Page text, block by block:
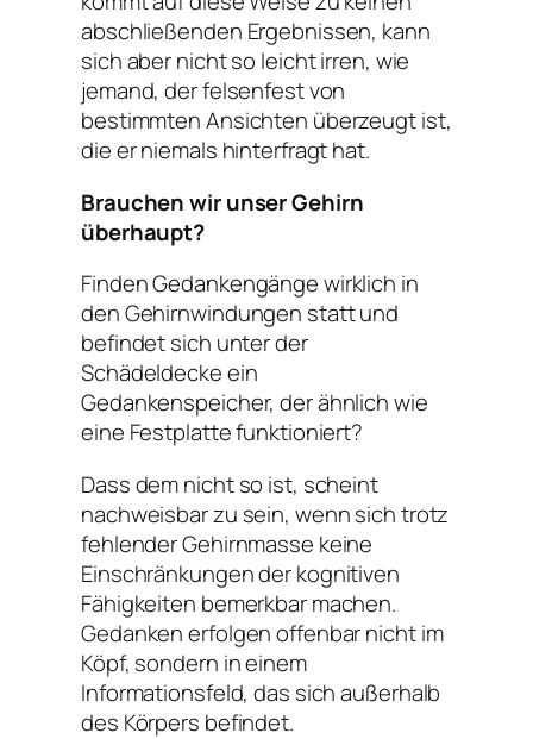
abschließenden Ergebnissen, kann
sich aber nicht so leicht irren, wie
jemand, der felsenfest von
bestimmten Ansichten überzeugt ist,
die er niemals hinterfragt hat.
Brauchen wir unser Gehirn
überhaupt?
Finden Gedankengänge wirklich in
den Gehirnwindungen statt und
befindet sich unter der
Schädeldecke ein
Gedankenspeicher, der ähnlich wie
eine Festplatte funktioniert?
Dass dem nicht so ist, scheint
nachweisbar zu sein, wenn sich trotz
fehlender Gehirnmasse keine
Einschränkungen der kognitiven
Fähigkeiten bemerkbar machen.
Gedanken erfolgen offenbar nicht im
Köpf, sondern in einem
Informationsfeld, das sich außerhalb
des Körpers befindet.